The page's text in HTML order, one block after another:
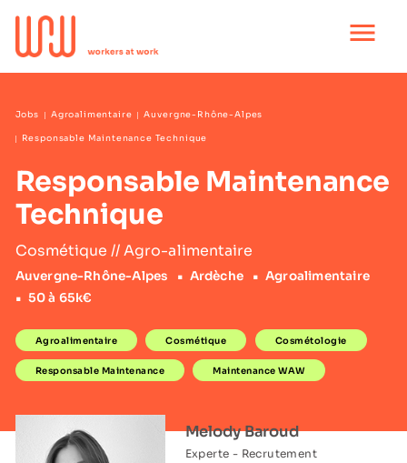
Ouvrir
menu
Jobs Agroalimentaire Auvergne-Rhône-Alpes
Responsable Maintenance Technique
Responsable Maintenance
Technique
Cosmétique // Agro-alimentaire
Auvergne-Rhône-Alpes Ardèche
Agroalimentaire
50 à 65k€
Agroalimentaire Cosmétique Cosmétologie
Responsable Maintenance Maintenance WAW
Melody Baroud
Experte - Recrutement